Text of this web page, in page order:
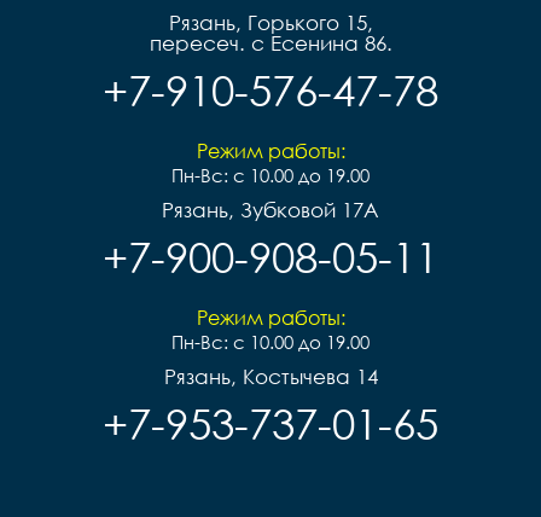
Рязань, Горького 15,
пересеч. с Есенина 86.
+7-910-576-47-78
Режим работы:
Пн-Вс: с 10.00 до 19.00
Рязань, Зубковой 17А
+7-900-908-05-11
Режим работы:
Пн-Вс: с 10.00 до 19.00
Рязань, Костычева 14
+7-953-737-01-65